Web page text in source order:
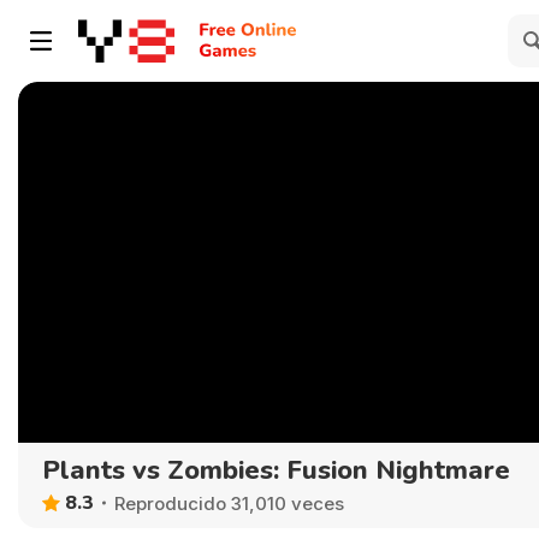
Plants vs Zombies: Fusion Nightmare
8.3 Reproducido 31,010 veces